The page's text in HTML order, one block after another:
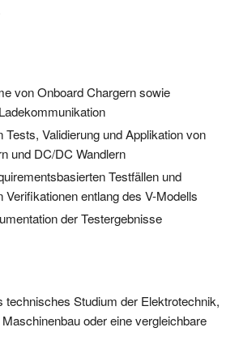
von Onboard Chargern sowie
Tests, Validierung und Applikation von
und DC/DC Wandlern
Testfällen und
Verifikationen entlang des V-Modells
der Testergebnisse
technisches Studium der Elektrotechnik,
oder eine vergleichbare